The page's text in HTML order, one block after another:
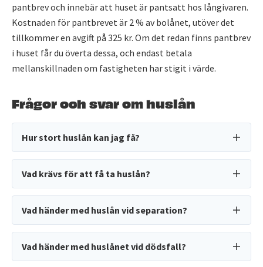
pantbrev och innebär att huset är pantsatt hos långivaren.
Kostnaden för pantbrevet är 2 % av bolånet, utöver det
tillkommer en avgift på 325 kr. Om det redan finns pantbrev
i huset får du överta dessa, och endast betala
mellanskillnaden om fastigheten har stigit i värde.
Frågor och svar om huslån
Hur stort huslån kan jag få?
Vad krävs för att få ta huslån?
Vad händer med huslån vid separation?
Vad händer med huslånet vid dödsfall?